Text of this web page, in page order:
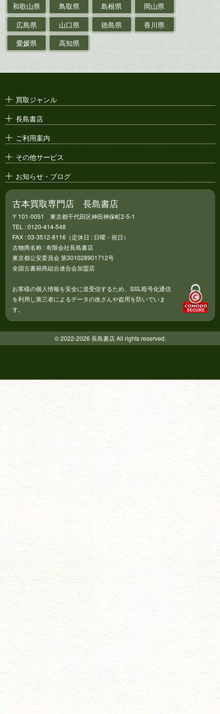
支那・満洲・朝鮮・
台湾関係古資料
ポスター・チラシ・
和歌山県
鳥取県 島根県
岡山県
広島県
山口県 徳島県
香川県
愛媛県
高知県
買取ジャンル
長島書店
ご利用案内
その他サービス
お知らせ・ブログ
古本買取専門店 長島書店
〒101-0051 東京都千代田区神田神保町2-5-1
TEL : 0120-414-548
FAX : 03-3512-8116（定休日 : 日曜・祝日）
古物商名称 : 有限会社長島書店
東京都公安委員会 第301028901712号
全国古書籍商組合連合会加盟店
お客様の個人情報を安全に送受信するため、SSL暗号化通信
を利用し第三者によるデータの改ざんや盗用を防いでいま
す。
© 2022-2026 長島書店 All rights reserved.